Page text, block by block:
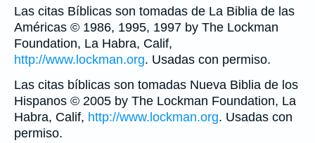
Las citas Bíblicas son tomadas de La Biblia de las
Américas © 1986, 1995, 1997 by The Lockman
Foundation, La Habra, Calif,
http://www.lockman.org. Usadas con permiso.
Las citas bíblicas son tomadas Nueva Biblia de los
Hispanos © 2005 by The Lockman Foundation, La
Habra, Calif, http://www.lockman.org. Usadas con
permiso.